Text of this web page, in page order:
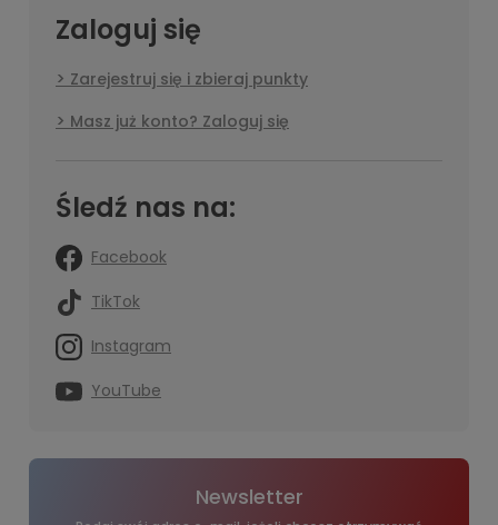
Zaloguj się
Zarejestruj się i zbieraj punkty
Masz już konto? Zaloguj się
Śledź nas na:
Facebook
TikTok
Instagram
YouTube
Newsletter